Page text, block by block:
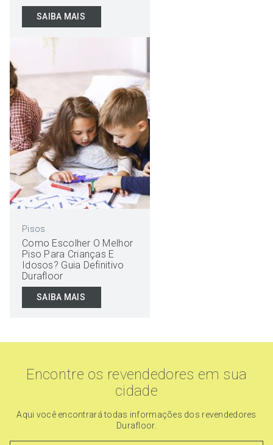
SAIBA MAIS
Pisos
Como Escolher O Melhor
Piso Para Crianças E
Idosos? Guia Definitivo
Durafloor
SAIBA MAIS
Encontre os revendedores em sua
cidade
Aqui você encontrará todas informações dos revendedores
Durafloor.